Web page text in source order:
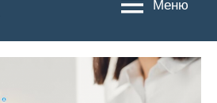
Меню